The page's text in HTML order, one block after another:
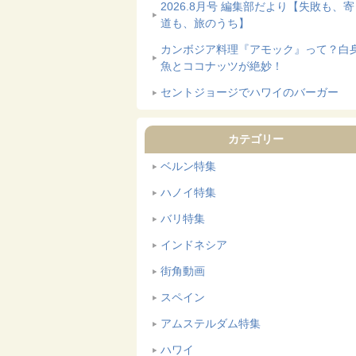
2026.8月号 編集部だより【失敗も、
道も、旅のうち】
カンボジア料理『アモック』って？白
魚とココナッツが絶妙！
セントジョージでハワイのバーガー
カテゴリー
ベルン特集
ハノイ特集
バリ特集
インドネシア
街角動画
スペイン
アムステルダム特集
ハワイ